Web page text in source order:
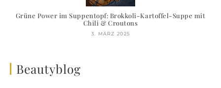
Grüne Power im Suppentopf: Brokkoli-Kartoffel-Suppe mit
Chili & Croutons
3. MÄRZ 2025
Beautyblog